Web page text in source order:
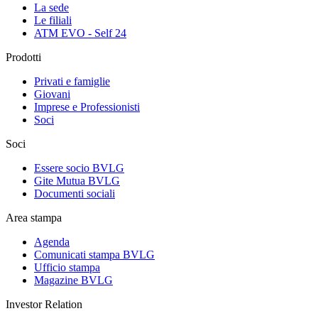
La sede
Le filiali
ATM EVO - Self 24
Prodotti
Privati e famiglie
Giovani
Imprese e Professionisti
Soci
Soci
Essere socio BVLG
Gite Mutua BVLG
Documenti sociali
Area stampa
Agenda
Comunicati stampa BVLG
Ufficio stampa
Magazine BVLG
Investor Relation